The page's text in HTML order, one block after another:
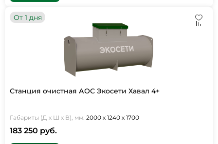
От 1 дня
Станция очистная АОС Экосети Хавал 4+
Габариты (Д х Ш х В), мм: 2000 х 1240 х 1700
183 250 руб.